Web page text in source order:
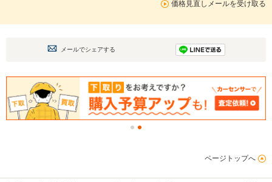
価格見直しメールを受け取る
メールでシェアする
ページトップへ